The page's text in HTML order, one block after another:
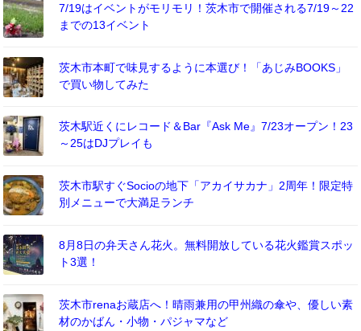
7/19はイベントがモリモリ！茨木市で開催される7/19～22
までの13イベント
茨木市本町で味見するように本選び！「あじみBOOKS」
で買い物してみた
茨木駅近くにレコード＆Bar『Ask Me』7/23オープン！23
～25はDJプレイも
茨木市駅すぐSocioの地下「アカイサカナ」2周年！限定特
別メニューで大満足ランチ
8月8日の弁天さん花火。無料開放している花火鑑賞スポッ
ト3選！
茨木市renaお蔵店へ！晴雨兼用の甲州織の傘や、優しい素
材のかばん・小物・パジャマなど